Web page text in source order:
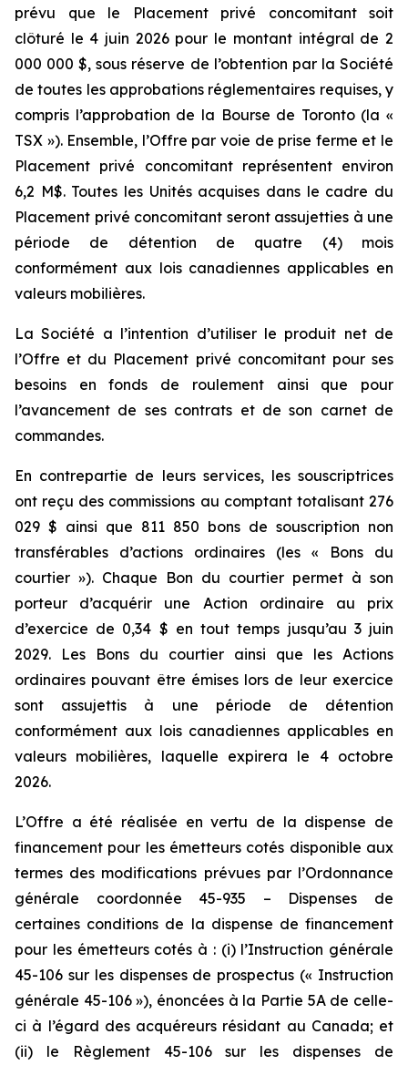
prévu que le Placement privé concomitant soit
clôturé le 4 juin 2026 pour le montant intégral de 2
000 000 $, sous réserve de l’obtention par la Société
de toutes les approbations réglementaires requises, y
compris l’approbation de la Bourse de Toronto (la «
TSX »). Ensemble, l’Offre par voie de prise ferme et le
Placement privé concomitant représentent environ
6,2 M$. Toutes les Unités acquises dans le cadre du
Placement privé concomitant seront assujetties à une
période de détention de quatre (4) mois
conformément aux lois canadiennes applicables en
valeurs mobilières.
La Société a l’intention d’utiliser le produit net de
l’Offre et du Placement privé concomitant pour ses
besoins en fonds de roulement ainsi que pour
l’avancement de ses contrats et de son carnet de
commandes.
En contrepartie de leurs services, les souscriptrices
ont reçu des commissions au comptant totalisant 276
029 $ ainsi que 811 850 bons de souscription non
transférables d’actions ordinaires (les « Bons du
courtier »). Chaque Bon du courtier permet à son
porteur d’acquérir une Action ordinaire au prix
d’exercice de 0,34 $ en tout temps jusqu’au 3 juin
2029. Les Bons du courtier ainsi que les Actions
ordinaires pouvant être émises lors de leur exercice
sont assujettis à une période de détention
conformément aux lois canadiennes applicables en
valeurs mobilières, laquelle expirera le 4 octobre
2026.
L’Offre a été réalisée en vertu de la dispense de
financement pour les émetteurs cotés disponible aux
termes des modifications prévues par l’Ordonnance
générale coordonnée 45-935 – Dispenses de
certaines conditions de la dispense de financement
pour les émetteurs cotés à : (i) l’Instruction générale
45-106 sur les dispenses de prospectus (« Instruction
générale 45-106 »), énoncées à la Partie 5A de celle-
ci à l’égard des acquéreurs résidant au Canada; et
(ii) le Règlement 45-106 sur les dispenses de